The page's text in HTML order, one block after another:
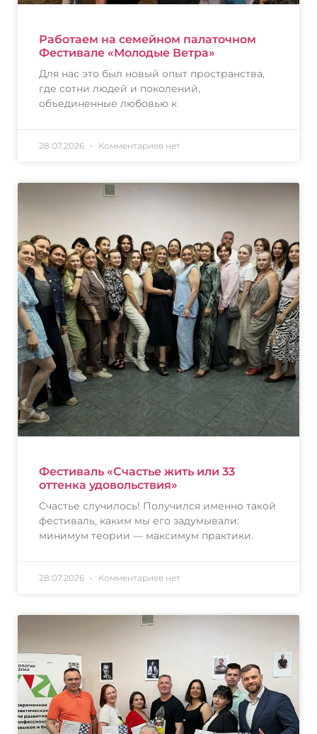
Работаем на семейном палаточном
Фестивале «Молодые Ветра»
Для нас это был новый опыт пространства,
где сотни людей и поколений,
объединенные любовью к
28.07.2026 Комментариев нет
Фестиваль «Счастье жить или 33
оттенка удовольствия»
Счастье случилось! Получился именно такой
фестиваль, каким мы его задумывали:
минимум теории — максимум практики.
28.07.2026 Комментариев нет